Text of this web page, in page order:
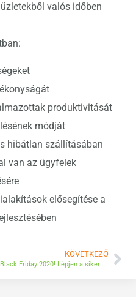
valós időben
produktivitását
módját
hibátlan szállításában
van az ügyfelek
elősegítése a
KÖVETKEZŐ
Black Friday 2020! Lépjen a siker útjára hatalmas kedvezményeink segítségével!